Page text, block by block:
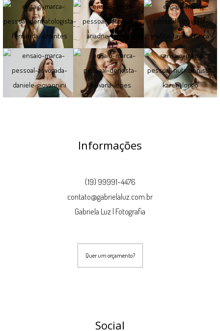
Informações
(19) 99991-4476
contato@gabrielaluz.com.br
Gabriela Luz | Fotografia
Quer um orçamento?
Social